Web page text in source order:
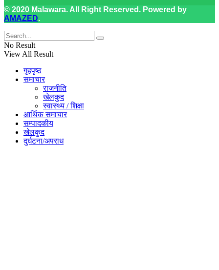
© 2020 Malawara. All Right Reserved. Powered by
AMAZED.
No Result
View All Result
गृहपृष्ठ
समाचार
राजनीति
खेलकुद
स्वास्थ्य / शिक्षा
आर्थिक समाचार
सम्पादकीय
खेलकुद
दुर्घटना/अपराध